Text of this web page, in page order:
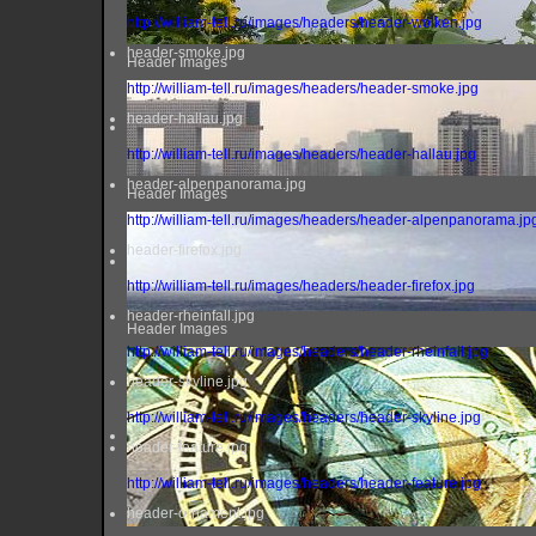
Header Images
Header Images
Header Images
http://william-tell.ru/images/headers/header-wolken.jpg
header-smoke.jpg
http://william-tell.ru/images/headers/header-smoke.jpg
header-hallau.jpg
http://william-tell.ru/images/headers/header-hallau.jpg
header-alpenpanorama.jpg
http://william-tell.ru/images/headers/header-
header-firefox.jpg
http://william-tell.ru/images/headers/header-firefox.jpg
header-rheinfall.jpg
http://william-tell.ru/images/headers/header-rheinfall.jpg
header-skyline.jpg
http://william-tell.ru/images/headers/header-skyline.jpg
header-feature.jpg
http://william-tell.ru/images/headers/header-feature.jpg
header-ornament.jpg